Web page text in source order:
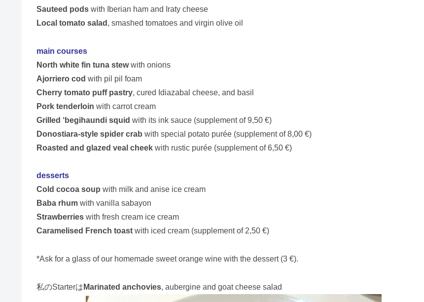
Sauteed pods with Iberian ham and Iraty cheese
Local tomato salad , smashed tomatoes and virgin olive oil
main courses
North white fin tuna stewwith onions
Ajorriero cod with pil pil foam
Cherry tomato puff pastry, cured Idiazabal cheese, and basil
Pork tenderloin with carrot cream
Grilled ‘begihaundi squid with its ink sauce (supplement of 9,50 €)
Donostiara-style spider crab with special potato purée (supplement of 8,00 €)
Roasted and glazed veal cheek with rustic purée (supplement of 6,50 €)
desserts
Cold cocoa soup with milk and anise ice cream
Baba rhum with vanilla sabayon
Strawberries with fresh cream ice cream
Caramelised French toast with iced cream (supplement of 2,50 €)
*Ask for a glass of our homemade sweet orange wine with the dessert (3 €).
私のStarterは Marinated anchovies, aubergine and goat cheese salad